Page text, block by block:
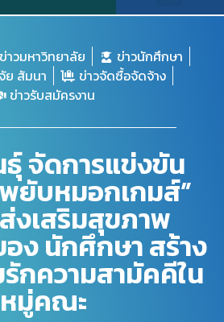
ข่าวมหาวิทยาลัย
ข่าวนักศึกษา
ย สัมนา
ข่าวจัดซื้อจัดจ้าง
ข่าวรับสมัครงาน
จัดการแข่งขัน
ยับหมอกเกมส์”
งเสริมสุขภาพ
ง นักศึกษา สร้าง
รักความสามัคคีใน
หมู่คณะ